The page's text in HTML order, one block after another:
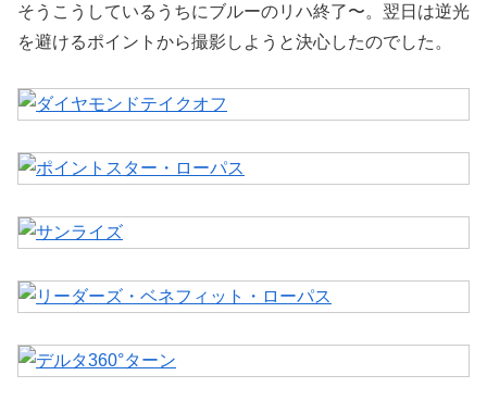
そうこうしているうちにブルーのリハ終了〜。翌日は逆光
を避けるポイントから撮影しようと決心したのでした。